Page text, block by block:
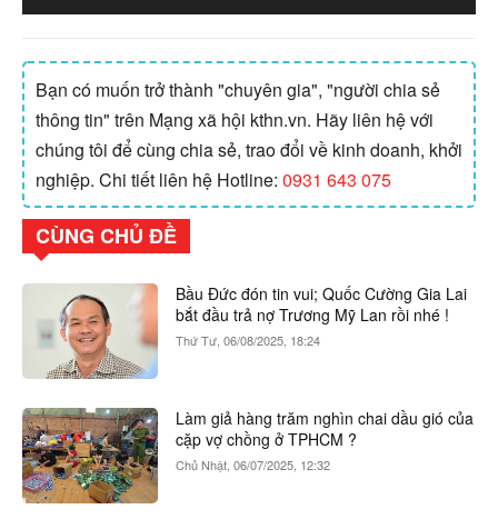
Bạn có muốn trở thành "chuyên gia", "người chia sẻ
thông tin" trên Mạng xã hội kthn.vn. Hãy liên hệ với
chúng tôi để cùng chia sẻ, trao đổi về kinh doanh, khởi
nghiệp. Chi tiết liên hệ Hotline: 0931 643 075
CÙNG CHỦ ĐỀ
Bầu Đức đón tin vui; Quốc Cường Gia Lai
bắt đầu trả nợ Trương Mỹ Lan rồi nhé !
Thứ Tư, 06/08/2025, 18:24
Làm giả hàng trăm nghìn chai dầu gió của
cặp vợ chồng ở TPHCM ?
Chủ Nhật, 06/07/2025, 12:32